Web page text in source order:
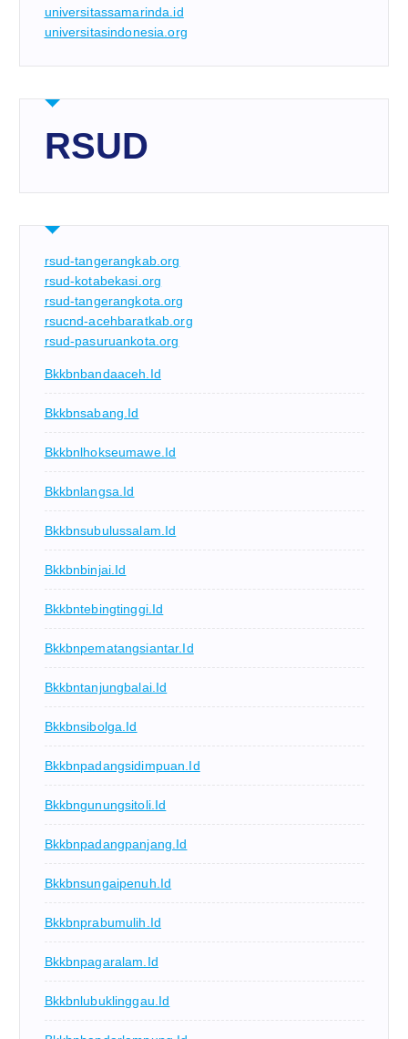
universitassamarinda.id
universitasindonesia.org
RSUD
rsud-tangerangkab.org
rsud-kotabekasi.org
rsud-tangerangkota.org
rsucnd-acehbaratkab.org
rsud-pasuruankota.org
Bkkbnbandaaceh.id
Bkkbnsabang.id
Bkkbnlhokseumawe.id
Bkkbnlangsa.id
Bkkbnsubulussalam.id
Bkkbnbinjai.id
Bkkbntebingtinggi.id
Bkkbnpematangsiantar.id
Bkkbntanjungbalai.id
Bkkbnsibolga.id
Bkkbnpadangsidimpuan.id
Bkkbngunungsitoli.id
Bkkbnpadangpanjang.id
Bkkbnsungaipenuh.id
Bkkbnprabumulih.id
Bkkbnpagaralam.id
Bkkbnlubuklinggau.id